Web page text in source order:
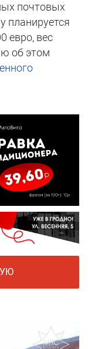
почтовых
планируется
евро, вес
об этом